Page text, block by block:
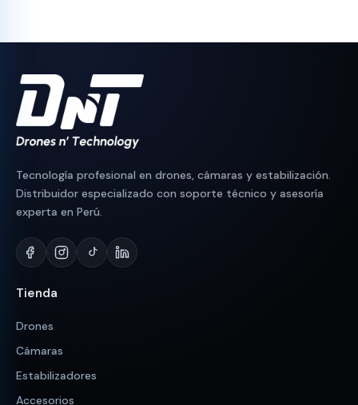
Tecnología profesional en drones, cámaras y estabilización.
Distribuidor especializado con soporte técnico y asesoría
experta en Perú.
Tienda
Drones
Cámaras
Estabilizadores
Accesorios